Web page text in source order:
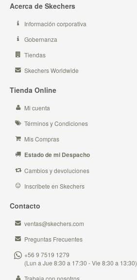
Acerca de Skechers
Información corporativa
Gobernanza
Tiendas
Skechers Worldwide
Tienda Online
Mi cuenta
Términos y Condiciones
Mis Compras
Estado de mi Despacho
Cambios y devoluciones
Inscribete en Skechers
Contacto
ventas@skechers.com
Preguntas Frecuentes
+56 9 7519 1279
(Lun a Jue 8:30 a 17:30 - Vie 8:30 a 13:30)
Trabaja con nosotros